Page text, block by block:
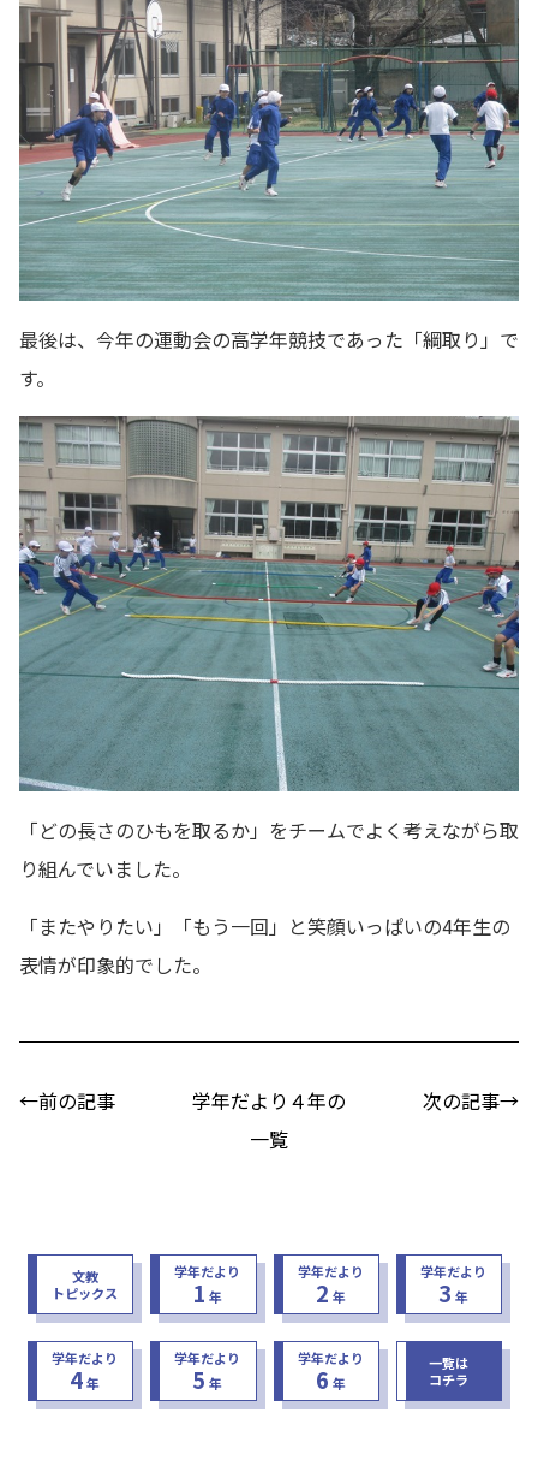
最後は、今年の運動会の高学年競技であった「綱取り」で
す。
「どの長さのひもを取るか」をチームでよく考えながら取
り組んでいました。
「またやりたい」「もう一回」と笑顔いっぱいの4年生の
表情が印象的でした。
←前の記事
学年だより４年の
一覧
次の記事→
文教
トピックス
学年だより
1 年
学年だより
2 年
学年だより
3 年
学年だより
4年
学年だより
5 年
学年だより
6 年
一覧は
コチラ